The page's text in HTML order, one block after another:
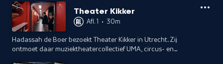
Theater Kikker
Afl. 1 • 30m
Hadassah de Boer bezoekt Theater Kikker in Utrecht. Zij
ontmoet daar muziektheatercollectief UMA, circus- en